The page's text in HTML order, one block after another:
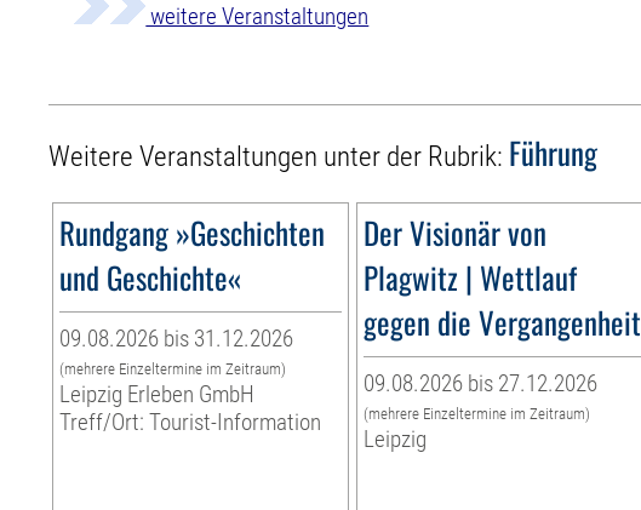
weitere Veranstaltungen
Weitere Veranstaltungen unter der Rubrik: Führung
Rundgang »Geschichten
und Geschichte«
09.08.2026 bis 31.12.2026
(mehrere Einzeltermine im Zeitraum)
Leipzig Erleben GmbH
Treff/Ort: Tourist-Information
Der Visionär von
Plagwitz | Wettlauf
gegen die Vergangenheit
09.08.2026 bis 27.12.2026
(mehrere Einzeltermine im Zeitraum)
Leipzig